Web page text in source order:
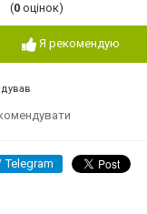
(0 оцінок)
Я рекомендую
Telegram